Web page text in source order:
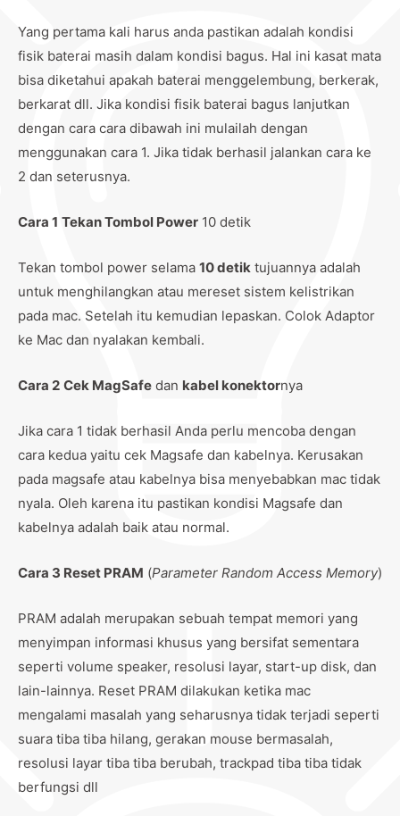
Yang pertama kali harus anda pastikan adalah kondisi
fisik baterai masih dalam kondisi bagus. Hal ini kasat mata
bisa diketahui apakah baterai menggelembung, berkerak,
berkarat dll. Jika kondisi fisik baterai bagus lanjutkan
dengan cara cara dibawah ini mulailah dengan
menggunakan cara 1. Jika tidak berhasil jalankan cara ke
2 dan seterusnya.
Cara 1 Tekan Tombol Power 10 detik
Tekan tombol power selama 10 detik tujuannya adalah
untuk menghilangkan atau mereset sistem kelistrikan
pada mac. Setelah itu kemudian lepaskan. Colok Adaptor
ke Mac dan nyalakan kembali.
Cara 2 Cek MagSafe dan kabel konektornya
Jika cara 1 tidak berhasil Anda perlu mencoba dengan
cara kedua yaitu cek Magsafe dan kabelnya. Kerusakan
pada magsafe atau kabelnya bisa menyebabkan mac tidak
nyala. Oleh karena itu pastikan kondisi Magsafe dan
kabelnya adalah baik atau normal.
Cara 3 Reset PRAM (Parameter Random Access Memory)
PRAM adalah merupakan sebuah tempat memori yang
menyimpan informasi khusus yang bersifat sementara
seperti volume speaker, resolusi layar, start-up disk, dan
lain-lainnya. Reset PRAM dilakukan ketika mac
mengalami masalah yang seharusnya tidak terjadi seperti
suara tiba tiba hilang, gerakan mouse bermasalah,
resolusi layar tiba tiba berubah, trackpad tiba tiba tidak
berfungsi dll